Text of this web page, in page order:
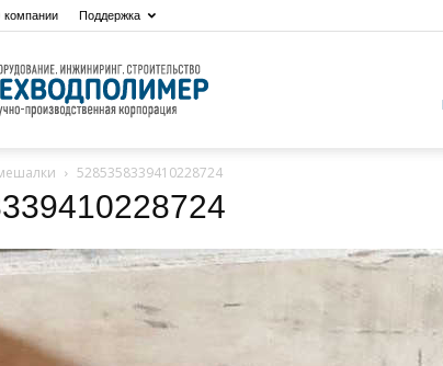
Поддержка
производство
5285358339410228724